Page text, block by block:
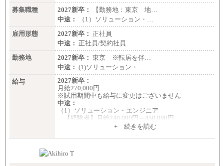
募集職種
2027新卒：
【勤務地：東京 地…
中途：
（1）ソリューション・…
雇用形態
2027新卒： 正社員
中途： 正社員/契約社員
勤務地
2027新卒： 東京 ※転居を伴…
中途： (1)ソリューション・…
給与
2027新卒：
月給270,000円
※試用期間中も給与に変更はございません
中途：
（1）ソリューション・エンジニア
【経験者】月給240,000円～450,000円
※地域や業務内容によって変動があります
※地域や業務内容によって変動があります
（2）一般事務
+ 続きを読む